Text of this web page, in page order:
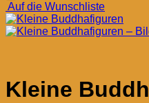
Auf die Wunschliste
Kleine